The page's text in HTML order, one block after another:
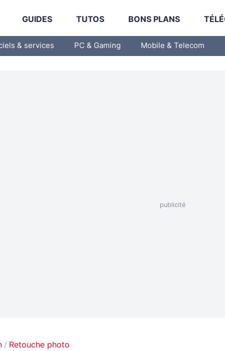
GUIDES TUTOS BONS PLANS
& services PC & Gaming Mobile & Telecom
Retouche photo